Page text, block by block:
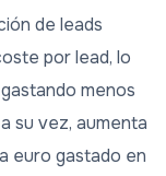
de leads
por lead, lo
menos
su vez, aumenta
euro gastado en